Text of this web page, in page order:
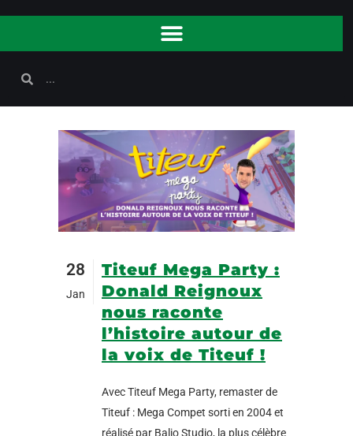
28
Jan
Titeuf Mega Party :
Donald Reignoux
nous raconte
l’histoire autour de
la voix de Titeuf !
Avec Titeuf Mega Party, remaster de
Titeuf : Mega Compet sorti en 2004 et
réalisé par Balio Studio, la plus célèbre